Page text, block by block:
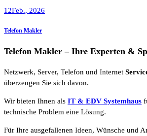
12Feb., 2026
Telefon Makler
Telefon Makler – Ihre Experten &
Netzwerk, Server, Telefon und Internet
überzeugen Sie sich davon.
Wir bieten Ihnen als IT & EDV Systemhaus
technische Problem eine Lösung.
Für Ihre ausgefallenen Ideen, Wünsche und